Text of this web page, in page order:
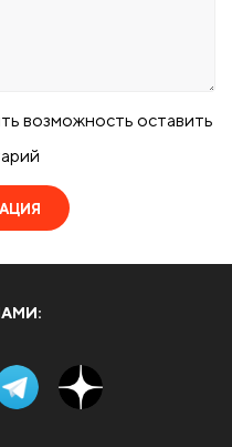
возможность оставить